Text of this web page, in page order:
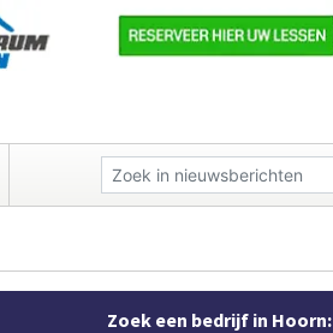
Zoek een bedrijf in Hoorn: